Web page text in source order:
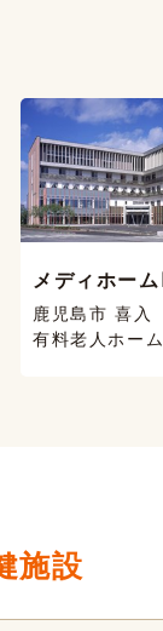
メディホームⅠ
鹿児島市 喜入
有料老人ホーム
施設